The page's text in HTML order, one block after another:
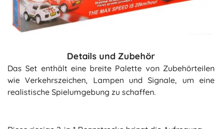
Details und Zubehör
Das Set enthält eine breite Palette von Zubehörteilen
wie Verkehrszeichen, Lampen und Signale, um eine
realistische Spielumgebung zu schaffen.